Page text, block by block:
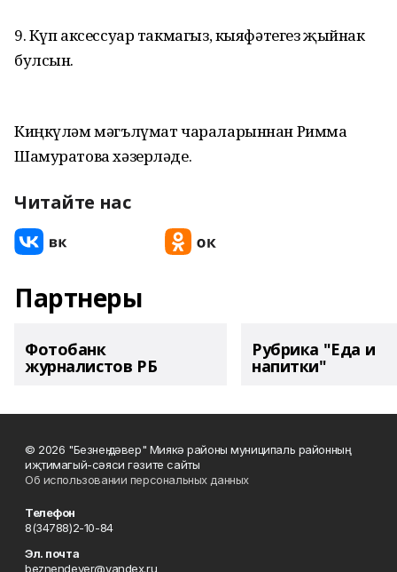
9. Күп аксессуар такмагыз, кыяфәтегез җыйнак
булсын.
Киңкүләм мәгълүмат чараларыннан Римма
Шамуратова хәзерләде.
Читайте нас
Партнеры
Фотобанк
журналистов РБ
Рубрика "Еда и
напитки"
© 2026 "Безнең дәвер" Миякә районы муниципаль районның
иҗтимагый-сәяси гәзите сайты
Об использовании персональных данных
Телефон
8(34788)2-10-84
Эл. почта
beznendever@yandex.ru